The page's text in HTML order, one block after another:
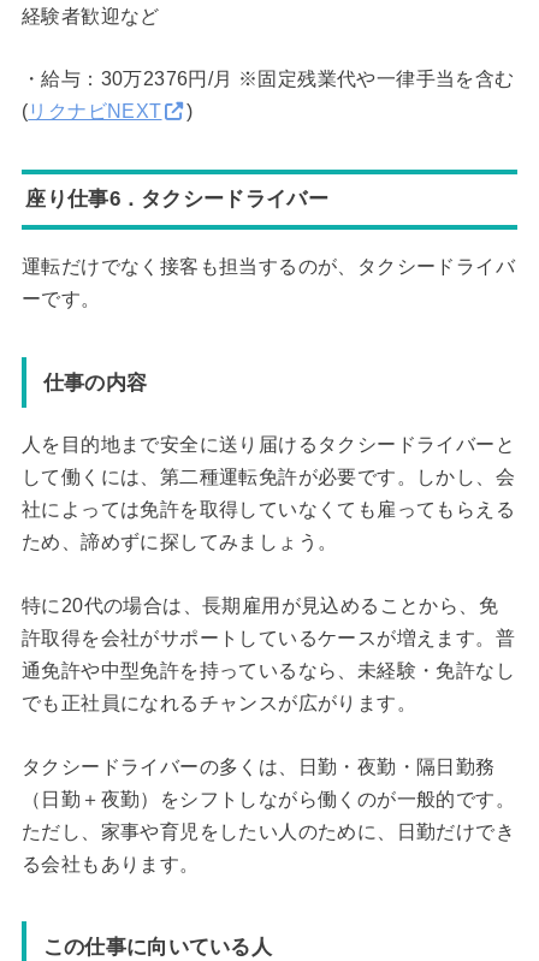
経験者歓迎など
・給与：30万2376円/月 ※固定残業代や一律手当を含む
(リクナビNEXT )
座り仕事6．タクシードライバー
運転だけでなく接客も担当するのが、タクシードライバ
ーです。
仕事の内容
人を目的地まで安全に送り届けるタクシードライバーと
して働くには、第二種運転免許が必要です。しかし、会
社によっては免許を取得していなくても雇ってもらえる
ため、諦めずに探してみましょう。
特に20代の場合は、長期雇用が見込めることから、免
許取得を会社がサポートしているケースが増えます。普
通免許や中型免許を持っているなら、未経験・免許なし
でも正社員になれるチャンスが広がります。
タクシードライバーの多くは、日勤・夜勤・隔日勤務
（日勤＋夜勤）をシフトしながら働くのが一般的です。
ただし、家事や育児をしたい人のために、日勤だけでき
る会社もあります。
この仕事に向いている人